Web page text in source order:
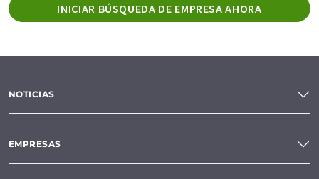
INICIAR BÚSQUEDA DE EMPRESA AHORA
NOTICIAS
EMPRESAS